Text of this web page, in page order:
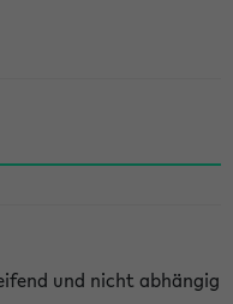
und nicht abhängig